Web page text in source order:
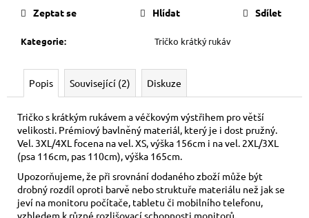
Kategorie: Tričko krátký rukáv
Zeptat se Hlídat Sdílet
Popis Související (2) Diskuze
Tričko s krátkým rukávem a véčkovým výstřihem pro větší
velikosti. Prémiový bavlněný materiál, který je i dost pružný.
Vel. 3XL/4XL focena na vel. XS, výška 156cm i na vel. 2XL/3XL
(psa 116cm, pas 110cm), výška 165cm.
Upozorňujeme, že při srovnání dodaného zboží může být
drobný rozdíl oproti barvě nebo struktuře materiálu než jak se
jeví na monitoru počítače, tabletu či mobilního telefonu,
vzhledem k různé rozlišovací schopnosti monitorů.